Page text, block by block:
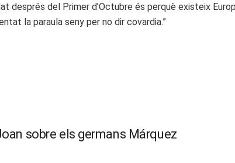
després del Primer d’Octubre és perquè existeix
la paraula seny per no dir covardia.”
sobre els germans Márquez